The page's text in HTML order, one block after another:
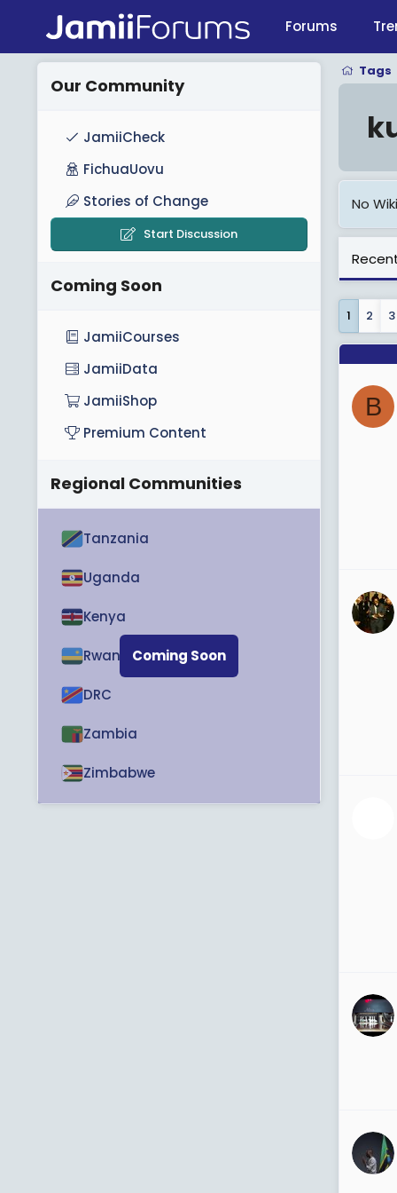
Forums
Tags
No
1 2 3
B
Our Community
JamiiCheck
FichuaUovu
Stories of Change
Start Discussion
Coming Soon
JamiiCourses
JamiiData
JamiiShop
Premium Content
Regional Communities
Coming Soon
Tanzania
Uganda
Kenya
Rwanda
DRC
Zambia
Zimbabwe